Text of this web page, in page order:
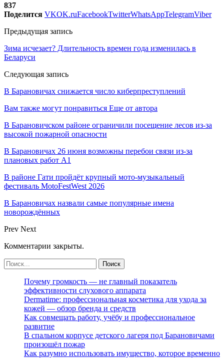
837
Поделится VKOK.ruFacebookTwitterWhatsAppTelegramViber
Предыдущая запись
Зима исчезает? Длительность времен года изменилась в
Беларуси
Следующая запись
В Барановичах снижается число киберпреступлений
Вам также могут понравиться Еще от автора
В Барановичском районе ограничили посещение лесов из-за
высокой пожарной опасности
В Барановичах 26 июня возможны перебои связи из-за
плановых работ A1
В районе Гати пройдёт крупный мото-музыкальный
фестиваль MotoFestWest 2026
В Барановичах назвали самые популярные имена
новорождённых
Prev Next
Комментарии закрыты.
Почему громкость — не главный показатель
эффективности слухового аппарата
Dermatime: профессиональная косметика для ухода за
кожей — обзор бренда и средств
Как совмещать работу, учёбу и профессиональное
развитие
В спальном корпусе детского лагеря под Барановичами
произошёл пожар
Как разумно использовать имущество, которое временно